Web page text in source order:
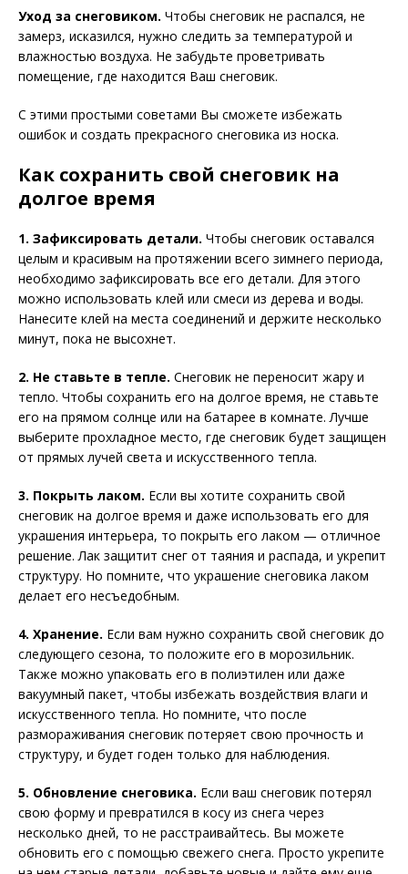
Уход за снеговиком. Чтобы снеговик не распался, не
замерз, исказился, нужно следить за температурой и
влажностью воздуха. Не забудьте проветривать
помещение, где находится Ваш снеговик.
С этими простыми советами Вы сможете избежать
ошибок и создать прекрасного снеговика из носка.
Как сохранить свой снеговик на
долгое время
1. Зафиксировать детали. Чтобы снеговик оставался
целым и красивым на протяжении всего зимнего периода,
необходимо зафиксировать все его детали. Для этого
можно использовать клей или смеси из дерева и воды.
Нанесите клей на места соединений и держите несколько
минут, пока не высохнет.
2. Не ставьте в тепле. Снеговик не переносит жару и
тепло. Чтобы сохранить его на долгое время, не ставьте
его на прямом солнце или на батарее в комнате. Лучше
выберите прохладное место, где снеговик будет защищен
от прямых лучей света и искусственного тепла.
3. Покрыть лаком. Если вы хотите сохранить свой
снеговик на долгое время и даже использовать его для
украшения интерьера, то покрыть его лаком — отличное
решение. Лак защитит снег от таяния и распада, и укрепит
структуру. Но помните, что украшение снеговика лаком
делает его несъедобным.
4. Хранение. Если вам нужно сохранить свой снеговик до
следующего сезона, то положите его в морозильник.
Также можно упаковать его в полиэтилен или даже
вакуумный пакет, чтобы избежать воздействия влаги и
искусственного тепла. Но помните, что после
размораживания снеговик потеряет свою прочность и
структуру, и будет годен только для наблюдения.
5. Обновление снеговика. Если ваш снеговик потерял
свою форму и превратился в косу из снега через
несколько дней, то не расстраивайтесь. Вы можете
обновить его с помощью свежего снега. Просто укрепите